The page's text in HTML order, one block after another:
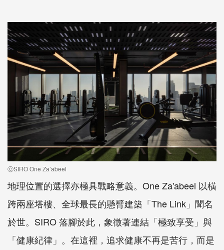
ⓒSIRO One Za’abeel
地理位置的選擇亦極具戰略意義。One Za'abeel 以橫
跨兩座塔樓、全球最長的懸臂建築「The Link」聞名
於世。SIRO 落腳於此，象徵著連結「極致享受」與
「健康紀律」。在這裡，追求健康不再是苦行，而是